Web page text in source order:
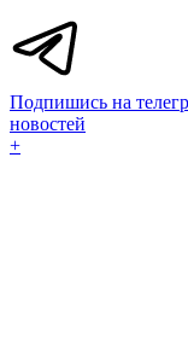
Подпишись на
новостей
+